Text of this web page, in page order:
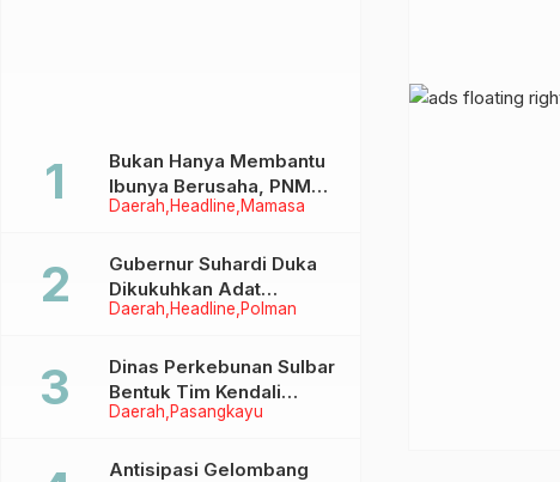
Daerah Headline Mamasa
Bukan Hanya Membantu
Ibunya Berusaha, PNM
Juga Menjaga Mimpi
Menggapai Cita-Cita
Daerah Headline Polman
Gubernur Suhardi Duka
Dikukuhkan Adat
Balanipa, Raih Gelar Sulo
Daerah Pasangkayu
Dinas Perkebunan Sulbar
Bentuk Tim Kendali
Internal ICS untuk Dukung
di Pasangkayu
Antisipasi Gelombang